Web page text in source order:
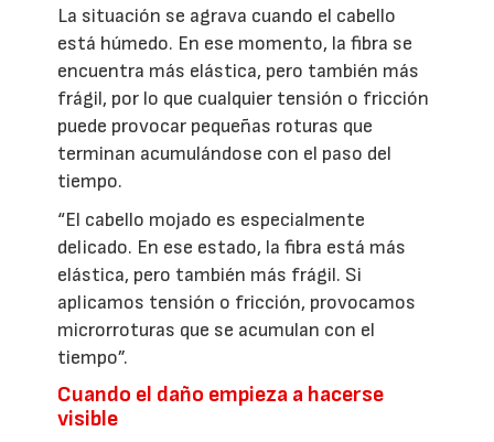
La situación se agrava cuando el cabello
está húmedo. En ese momento, la fibra se
encuentra más elástica, pero también más
frágil, por lo que cualquier tensión o fricción
puede provocar pequeñas roturas que
terminan acumulándose con el paso del
tiempo.
“El cabello mojado es especialmente
delicado. En ese estado, la fibra está más
elástica, pero también más frágil. Si
aplicamos tensión o fricción, provocamos
microrroturas que se acumulan con el
tiempo”.
Cuando el daño empieza a hacerse
visible